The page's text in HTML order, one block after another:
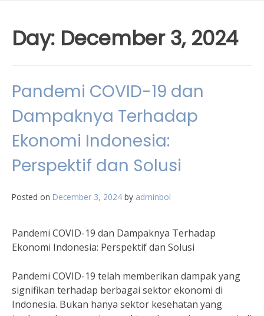
Day: December 3, 2024
Pandemi COVID-19 dan
Dampaknya Terhadap
Ekonomi Indonesia:
Perspektif dan Solusi
Posted on December 3, 2024 by adminbol
Pandemi COVID-19 dan Dampaknya Terhadap
Ekonomi Indonesia: Perspektif dan Solusi
Pandemi COVID-19 telah memberikan dampak yang
signifikan terhadap berbagai sektor ekonomi di
Indonesia. Bukan hanya sektor kesehatan yang